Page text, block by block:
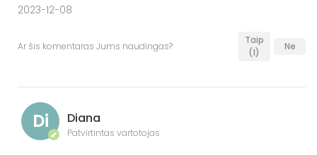
2023-12-08
Ar šis komentaras Jums naudingas?
Taip
(1)
Ne
Di
✔
Diana
Patvirtintas vartotojas